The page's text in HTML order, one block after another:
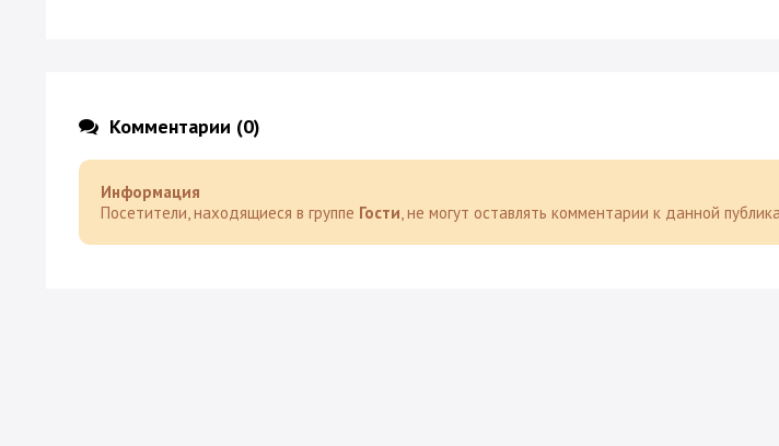
Комментарии (0)
Информация
Посетители, находящиеся в группе Гости, не могут оставлять комментарии к данной